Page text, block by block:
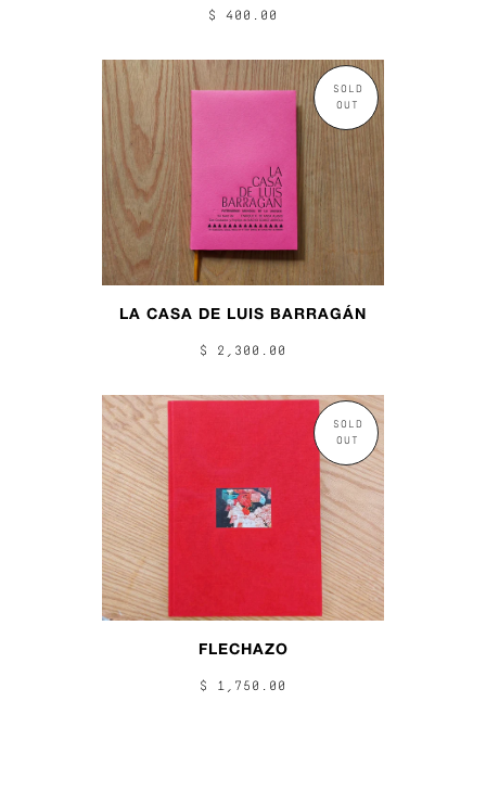
$ 400.00
SOLD
OUT
LA CASA DE LUIS BARRAGÁN
$ 2,300.00
SOLD
OUT
FLECHAZO
$ 1,750.00